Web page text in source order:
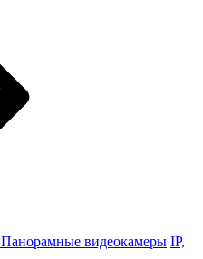
Панорамные видеокамеры IP,